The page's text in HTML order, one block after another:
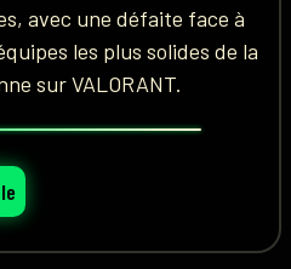
avec une défaite face à
les plus solides de la
sur VALORANT.